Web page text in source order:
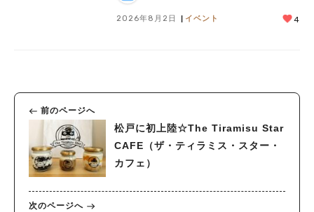
2026年8月2日 イベント 4
前のページへ
松戸に初上陸☆The Tiramisu Star
CAFE（ザ・ティラミス・スター・
カフェ）
次のページへ